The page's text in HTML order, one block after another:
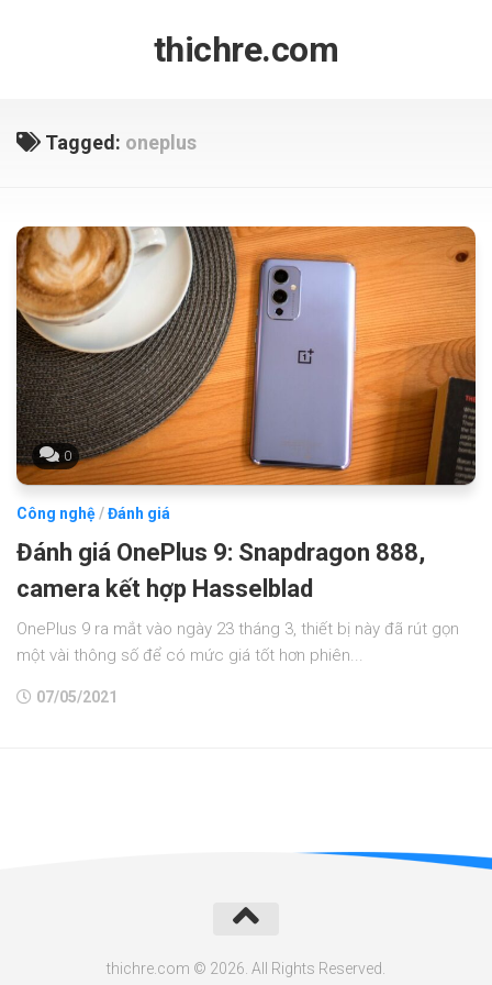
thichre.com
Tagged: oneplus
0
Công nghệ/Đánh giá
Đánh giá OnePlus 9: Snapdragon 888,
camera kết hợp Hasselblad
OnePlus 9 ra mắt vào ngày 23 tháng 3, thiết bị này đã rút gọn
một vài thông số để có mức giá tốt hơn phiên...
07/05/2021
thichre.com © 2026. All Rights Reserved.